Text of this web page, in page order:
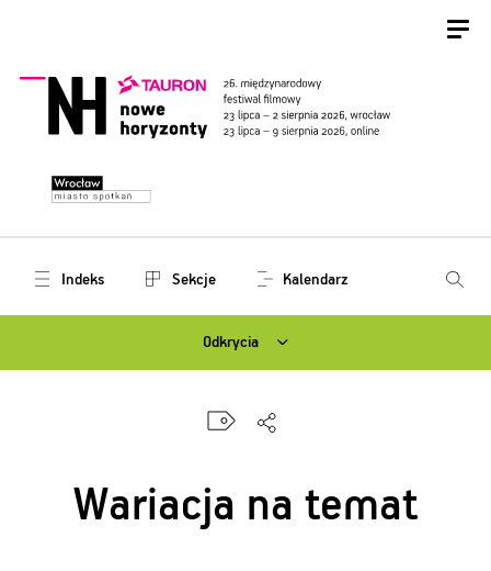
Indeks Sekcje Kalendarz
Odkrycia
Wariacja na temat